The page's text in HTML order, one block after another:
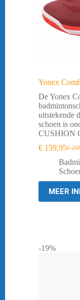
Yonex
De Yonex
uitstekende
schoen is
CUSHION
€
prijs
was:
€
€ 159,95
prijs
is:
€
MEER
-19%